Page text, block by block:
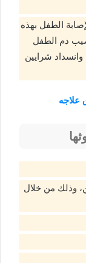
الطفل بهذه
دم الطفل
شرايين
علاجه
وذلك من خلال